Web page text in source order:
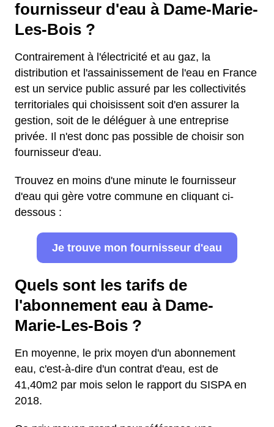
fournisseur d'eau à Dame-Marie-
Les-Bois ?
Contrairement à l'électricité et au gaz, la
distribution et l'assainissement de l'eau en France
est un service public assuré par les collectivités
territoriales qui choisissent soit d'en assurer la
gestion, soit de le déléguer à une entreprise
privée. Il n'est donc pas possible de choisir son
fournisseur d'eau.
Trouvez en moins d'une minute le fournisseur
d'eau qui gère votre commune en cliquant ci-
dessous :
Je trouve mon fournisseur d'eau
Quels sont les tarifs de
l'abonnement eau à Dame-
Marie-Les-Bois ?
En moyenne, le prix moyen d'un abonnement
eau, c'est-à-dire d'un contrat d'eau, est de
41,40m2 par mois selon le rapport du SISPA en
2018.